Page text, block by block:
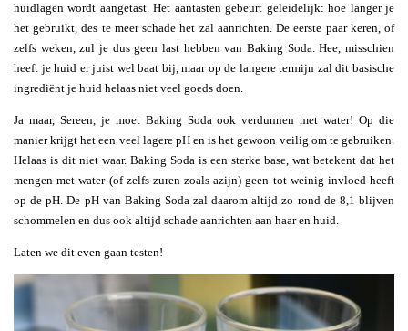
huidlagen wordt aangetast. Het aantasten gebeurt geleidelijk: hoe langer je
het gebruikt, des te meer schade het zal aanrichten. De eerste paar keren, of
zelfs weken, zul je dus geen last hebben van Baking Soda. Hee, misschien
heeft je huid er juist wel baat bij, maar op de langere termijn zal dit basische
ingrediënt je huid helaas niet veel goeds doen.
Ja maar, Sereen, je moet Baking Soda ook verdunnen met water! Op die
manier krijgt het een veel lagere pH en is het gewoon veilig om te gebruiken.
Helaas is dit niet waar. Baking Soda is een sterke base, wat betekent dat het
mengen met water (of zelfs zuren zoals azijn) geen tot weinig invloed heeft
op de pH. De pH van Baking Soda zal daarom altijd zo rond de 8,1 blijven
schommelen en dus ook altijd schade aanrichten aan haar en huid.
Laten we dit even gaan testen!